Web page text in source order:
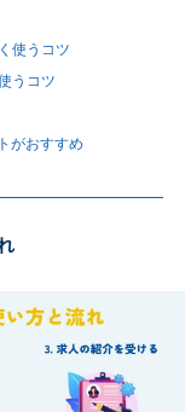
使うコツ
うコツ
がおすすめ